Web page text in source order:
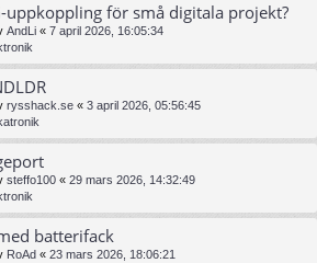
uppkoppling för små digitala projekt?
AndLi « 7 april 2026, 16:05:34
rysshack.se « 3 april 2026, 05:56:45
steffo100 « 29 mars 2026, 14:32:49
batterifack
RoAd « 23 mars 2026, 18:06:21